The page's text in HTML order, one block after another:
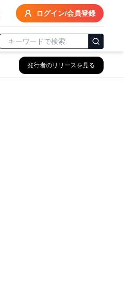
ログイン/会員登録
発行者のリリースを見る